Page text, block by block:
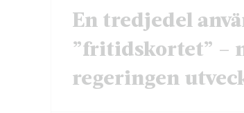
En tredjedel
”fritidskortet” –
regeringen